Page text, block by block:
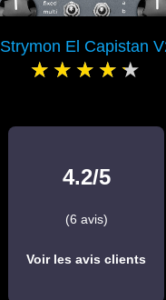
Strymon El Capistan
4.2/5
(6 avis)
Voir les avis clients